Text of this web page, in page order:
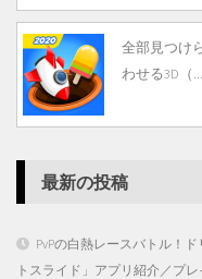
全部見つけ
わせる3D（...
最新の投稿
PvPの白熱レースバトル！
トスライド」アプリ紹介／プ